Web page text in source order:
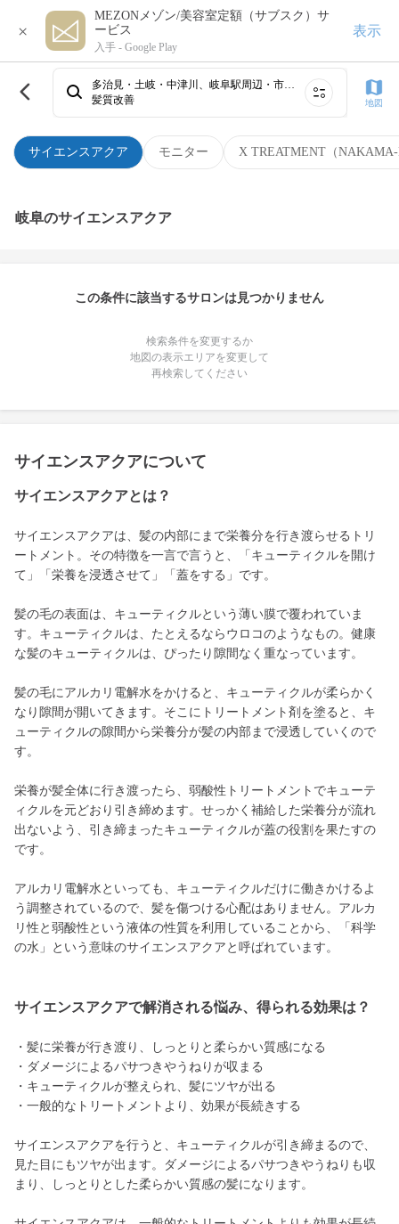
×
MEZONメゾン/美容室定額（サブスク）サ
ービス
入手 - Google Play
表示
サイエンスアクア モニター X TREATMENT（
多治見・土岐・中津川、岐阜駅周辺・市橋・鏡島・競輪場
髪質改善
地図
岐阜のサイエンスアクア
この条件に該当するサロンは見つかりません
検索条件を変更するか
地図の表示エリアを変更して
再検索してください
サイエンスアクアについて
サイエンスアクアとは？
サイエンスアクアは、髪の内部にまで栄養分を行き渡らせるトリ
ートメント。その特徴を一言で言うと、「キューティクルを開け
て」「栄養を浸透させて」「蓋をする」です。
髪の毛の表面は、キューティクルという薄い膜で覆われていま
す。キューティクルは、たとえるならウロコのようなもの。健康
な髪のキューティクルは、ぴったり隙間なく重なっています。
髪の毛にアルカリ電解水をかけると、キューティクルが柔らかく
なり隙間が開いてきます。そこにトリートメント剤を塗ると、キ
ューティクルの隙間から栄養分が髪の内部まで浸透していくので
す。
栄養が髪全体に行き渡ったら、弱酸性トリートメントでキューテ
ィクルを元どおり引き締めます。せっかく補給した栄養分が流れ
出ないよう、引き締まったキューティクルが蓋の役割を果たすの
です。
アルカリ電解水といっても、キューティクルだけに働きかけるよ
う調整されているので、髪を傷つける心配はありません。アルカ
リ性と弱酸性という液体の性質を利用していることから、「科学
の水」という意味のサイエンスアクアと呼ばれています。
サイエンスアクアで解消される悩み、得られる効果は？
・髪に栄養が行き渡り、しっとりと柔らかい質感になる
・ダメージによるパサつきやうねりが収まる
・キューティクルが整えられ、髪にツヤが出る
・一般的なトリートメントより、効果が長続きする
サイエンスアクアを行うと、キューティクルが引き締まるので、
見た目にもツヤが出ます。ダメージによるパサつきやうねりも収
まり、しっとりとした柔らかい質感の髪になります。